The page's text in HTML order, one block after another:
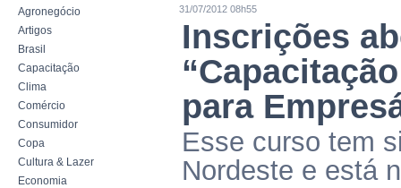
Agronegócio
Artigos
Brasil
Capacitação
Clima
Comércio
Consumidor
Copa
Cultura & Lazer
Economia
31/07/2012 08h55
Inscrições
para
Esse curso tem
Nordeste e está